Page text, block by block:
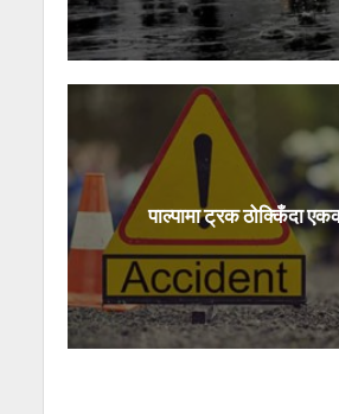
पाल्पामा ट्रक ठोक्किँदा